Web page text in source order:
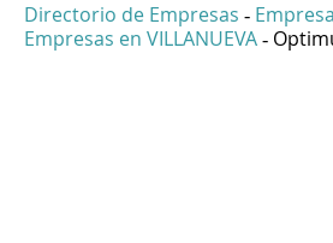
Directorio de Empresas -
Empresas en VILLANUEVA -